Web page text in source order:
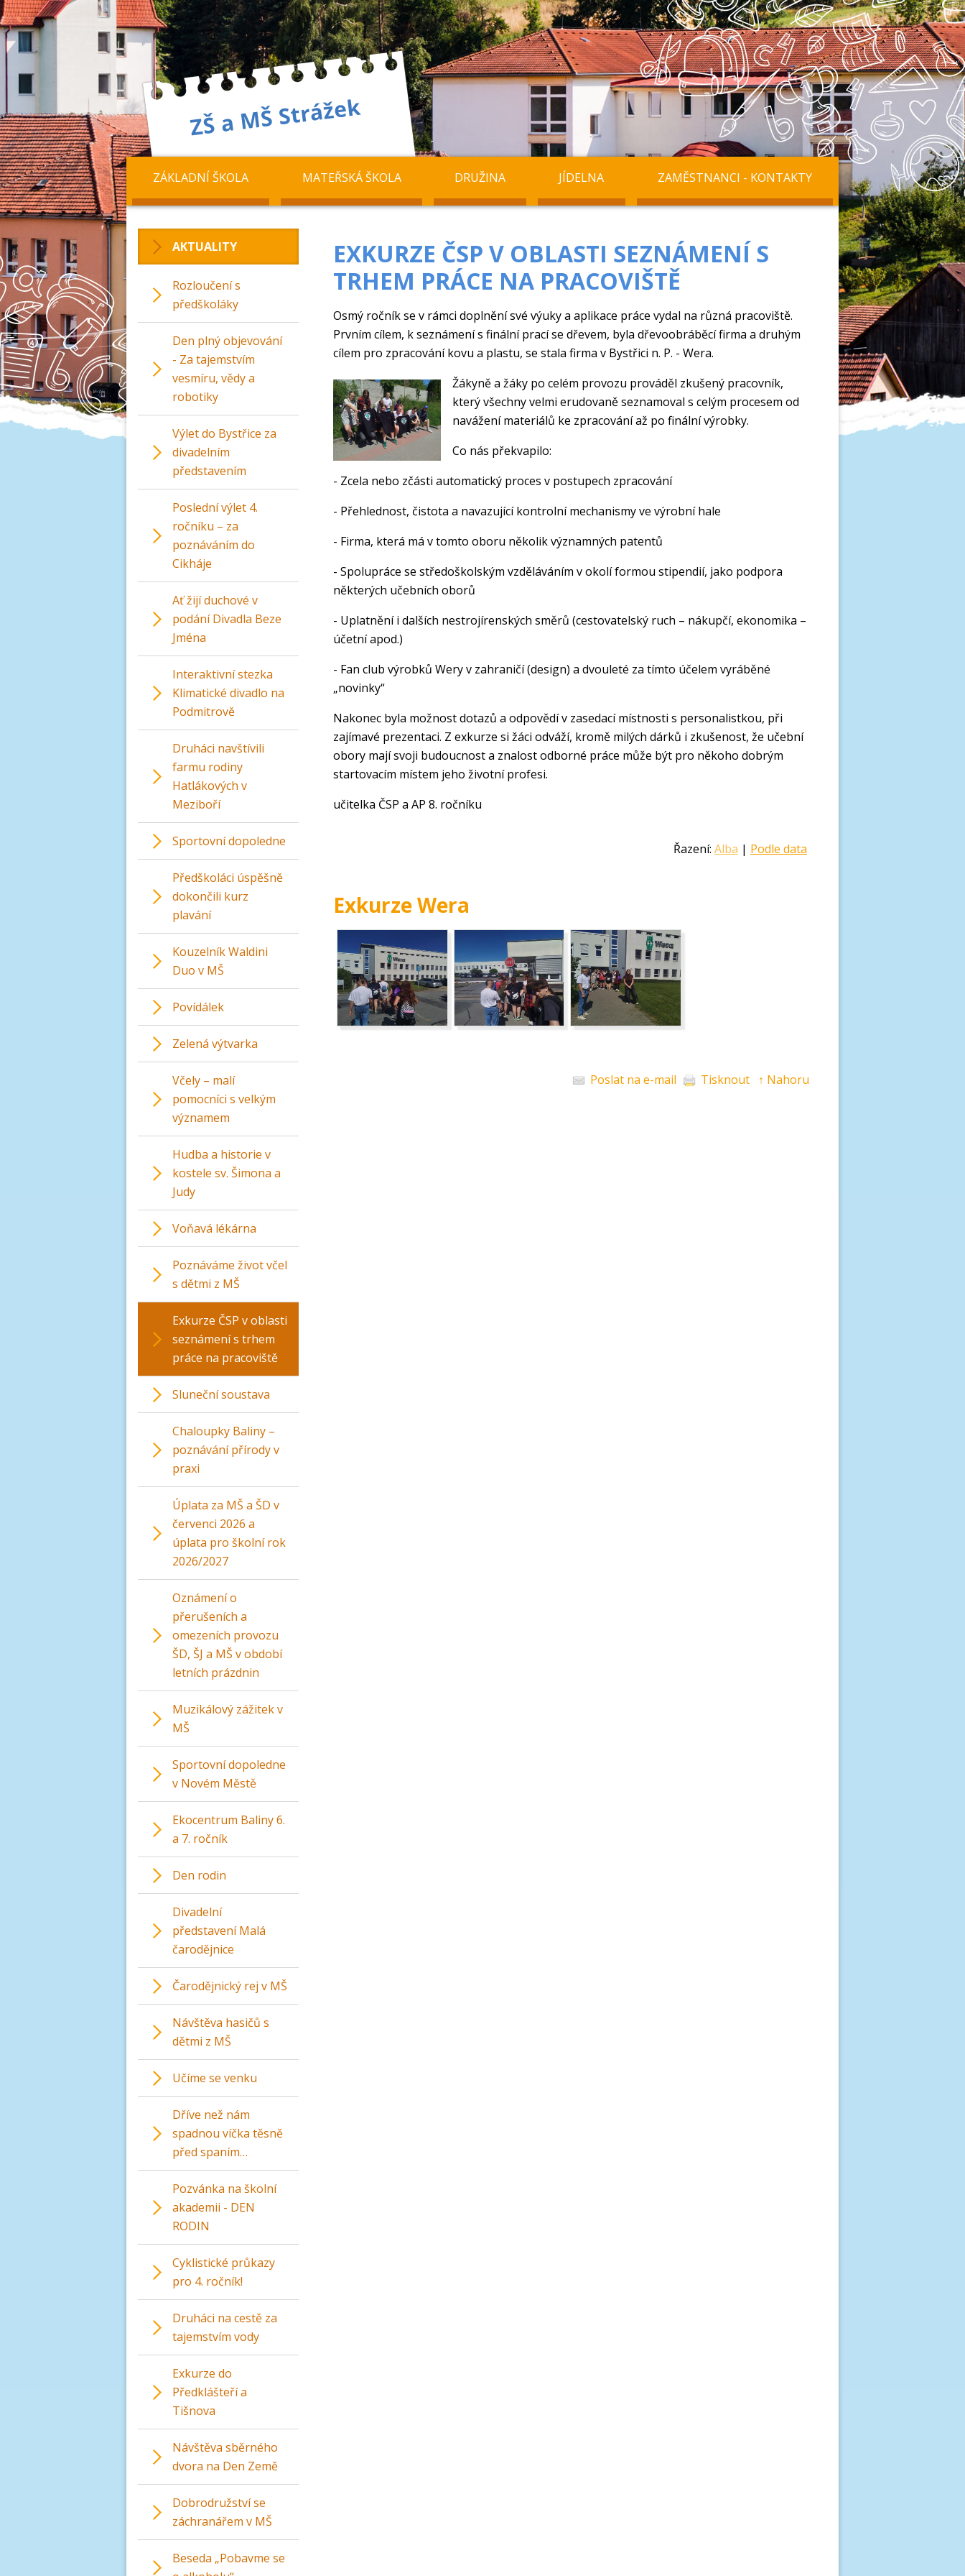
ZÁKLADNÍ ŠKOLA MATEŘSKÁ ŠKOLA DRUŽINA JÍDELNA ZAMĚSTNANCI - KONTAKTY
EXKURZE ČSP V OBLASTI SEZNÁMENÍ S
TRHEM PRÁCE NA PRACOVIŠTĚ
Osmý ročník se v rámci doplnění své výuky a aplikace práce vydal na různá pracoviště.
Prvním cílem, k seznámení s finální prací se dřevem, byla dřevoobráběcí firma a druhým
cílem pro zpracování kovu a plastu, se stala firma v Bystřici n. P. - Wera.
Žákyně a žáky po celém provozu prováděl zkušený pracovník,
který všechny velmi erudovaně seznamoval s celým procesem od
navážení materiálů ke zpracování až po finální výrobky.
Co nás překvapilo:
- Zcela nebo zčásti automatický proces v postupech zpracování
- Přehlednost, čistota a navazující kontrolní mechanismy ve výrobní hale
- Firma, která má v tomto oboru několik významných patentů
- Spolupráce se středoškolským vzděláváním v okolí formou stipendií, jako podpora
některých učebních oborů
- Uplatnění i dalších nestrojírenských směrů (cestovatelský ruch – nákupčí, ekonomika –
účetní apod.)
- Fan club výrobků Wery v zahraničí (design) a dvouleté za tímto účelem vyráběné
„novinky“
Nakonec byla možnost dotazů a odpovědí v zasedací místnosti s personalistkou, při
zajímavé prezentaci. Z exkurze si žáci odváží, kromě milých dárků i zkušenost, že učební
obory mají svoji budoucnost a znalost odborné práce může být pro někoho dobrým
startovacím místem jeho životní profesi.
učitelka ČSP a AP 8. ročníku
Řazení: Alba | Podle data
Exkurze Wera
Poslat na e-mail Tisknout ↑ Nahoru
AKTUALITY
Rozloučení s
předškoláky
Den plný objevování
- Za tajemstvím
vesmíru, vědy a
robotiky
Výlet do Bystřice za
divadelním
představením
Poslední výlet 4.
ročníku – za
poznáváním do
Cikháje
Ať žijí duchové v
podání Divadla Beze
Jména
Interaktivní stezka
Klimatické divadlo na
Podmitrově
Druháci navštívili
farmu rodiny
Hatlákových v
Meziboří
Sportovní dopoledne
Předškoláci úspěšně
dokončili kurz
plavání
Kouzelník Waldini
Duo v MŠ
Povídálek
Zelená výtvarka
Včely – malí
pomocníci s velkým
významem
Hudba a historie v
kostele sv. Šimona a
Judy
Voňavá lékárna
Poznáváme život včel
s dětmi z MŠ
Exkurze ČSP v oblasti
seznámení s trhem
práce na pracoviště
Sluneční soustava
Chaloupky Baliny –
poznávání přírody v
praxi
Úplata za MŠ a ŠD v
červenci 2026 a
úplata pro školní rok
2026/2027
Oznámení o
přerušeních a
omezeních provozu
ŠD, ŠJ a MŠ v období
letních prázdnin
Muzikálový zážitek v
MŠ
Sportovní dopoledne
v Novém Městě
Ekocentrum Baliny 6.
a 7. ročník
Den rodin
Divadelní
představení Malá
čarodějnice
Čarodějnický rej v MŠ
Návštěva hasičů s
dětmi z MŠ
Učíme se venku
Dříve než nám
spadnou víčka těsně
před spaním…
Pozvánka na školní
akademii - DEN
RODIN
Cyklistické průkazy
pro 4. ročník!
Druháci na cestě za
tajemstvím vody
Exkurze do
Předklášteří a
Tišnova
Návštěva sběrného
dvora na Den Země
Dobrodružství se
záchranářem v MŠ
Beseda „Pobavme se